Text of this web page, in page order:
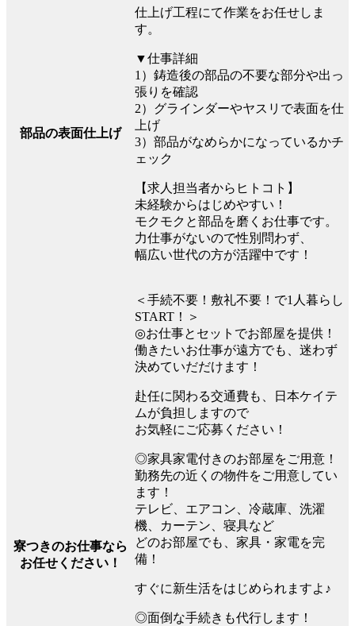
部品の表面仕上げ
仕上げ工程にて作業をお任せしま
す。
▼仕事詳細
1）鋳造後の部品の不要な部分や出っ
張りを確認
2）グラインダーやヤスリで表面を仕
上げ
3）部品がなめらかになっているかチ
ェック
【求人担当者からヒトコト】
未経験からはじめやすい！
モクモクと部品を磨くお仕事です。
力仕事がないので性別問わず、
幅広い世代の方が活躍中です！
寮つきのお仕事なら
お任せください！
＜手続不要！敷礼不要！で1人暮らし
START！＞
◎お仕事とセットでお部屋を提供！
働きたいお仕事が遠方でも、迷わず
決めていだだけます！
赴任に関わる交通費も、日本ケイテ
ムが負担しますので
お気軽にご応募ください！
◎家具家電付きのお部屋をご用意！
勤務先の近くの物件をご用意してい
ます！
テレビ、エアコン、冷蔵庫、洗濯
機、カーテン、寝具など
どのお部屋でも、家具・家電を完
備！
すぐに新生活をはじめられますよ♪
◎面倒な手続きも代行します！